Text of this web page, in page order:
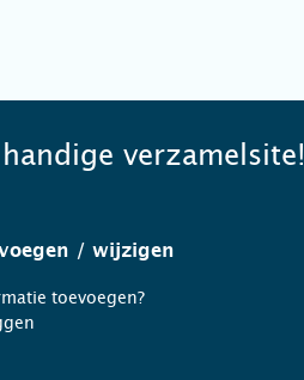
verzamelsite!
/ wijzigen
toevoegen?